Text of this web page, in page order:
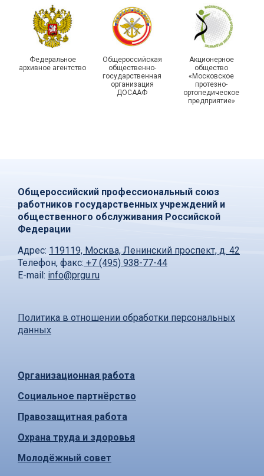
Федеральное
архивное агентство
Общероссийская
общественно-
государственная
организация
ДОСААФ
Акционерное
общество
«Московское
протезно-
ортопедическое
предприятие»
Общероссийский профессиональный союз
работников государственных учреждений и
общественного обслуживания Российской
Федерации
Адрес: 119119, Москва, Ленинский проспект, д. 42
Телефон, факс: +7 (495) 938-77-44
E-mail: info@prgu.ru
Политика в отношении обработки персональных
данных
Организационная работа
Социальное партнёрство
Правозащитная работа
Охрана труда и здоровья
Молодёжный совет